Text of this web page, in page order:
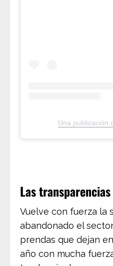
Una publicación
Las
Vuelve con fuerza la
abandonado el
prendas que dejan
año con mucha